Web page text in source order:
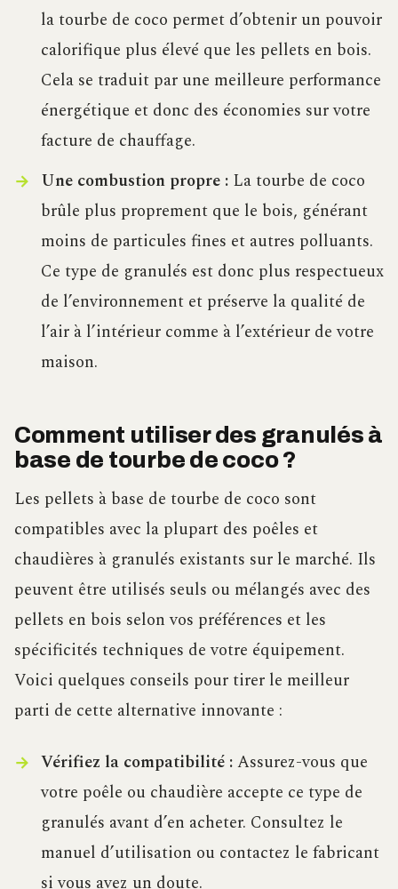
la tourbe de coco permet d’obtenir un pouvoir
calorifique plus élevé que les pellets en bois.
Cela se traduit par une meilleure performance
énergétique et donc des économies sur votre
facture de chauffage.
Une combustion propre :La tourbe de coco
brûle plus proprement que le bois, générant
moins de particules fines et autres polluants.
Ce type de granulés est donc plus respectueux
de l’environnement et préserve la qualité de
l’air à l’intérieur comme à l’extérieur de votre
maison.
Comment utiliser des granulés à
base de tourbe de coco ?
Les pellets à base de tourbe de coco sont
compatibles avec la plupart des poêles et
chaudières à granulés existants sur le marché. Ils
peuvent être utilisés seuls ou mélangés avec des
pellets en bois selon vos préférences et les
spécificités techniques de votre équipement.
Voici quelques conseils pour tirer le meilleur
parti de cette alternative innovante :
Vérifiez la compatibilité :Assurez-vous que
votre poêle ou chaudière accepte ce type de
granulés avant d’en acheter. Consultez le
manuel d’utilisation ou contactez le fabricant
si vous avez un doute.